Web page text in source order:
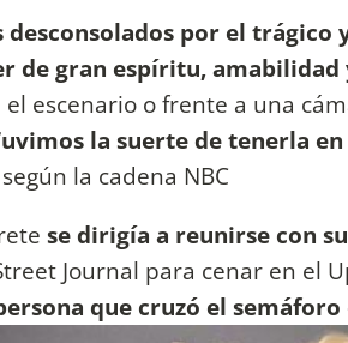
desconsolados por el
de gran espíritu, amabilidad
el escenario o frente a una
la suerte de tenerla
la cadena NBC
se dirigía a reunirse con
Journal para cenar en el
que cruzó el